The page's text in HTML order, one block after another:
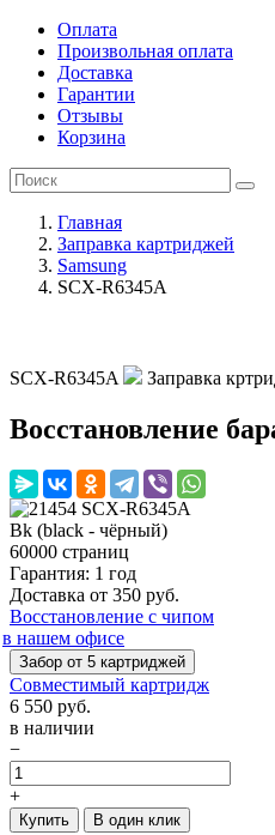
Оплата
Произвольная оплата
Доставка
Гарантии
Отзывы
Корзина
Главная
Заправка картриджей
Samsung
SCX-R6345A
SCX-R6345A Заправка
Восстановление
Bk (black - чёрный)
60000 страниц
Гарантия: 1 год
Доставка от 350 руб.
Восстановление с чипом
в нашем офисе
Забор от 5 картриджей
Совместимый картридж
6 550 руб.
в наличии
−
+
Купить В один клик